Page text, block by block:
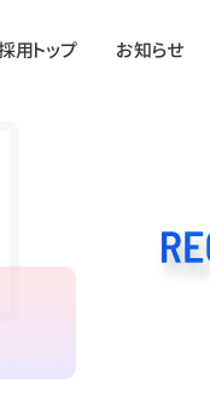
用トップ お知らせ